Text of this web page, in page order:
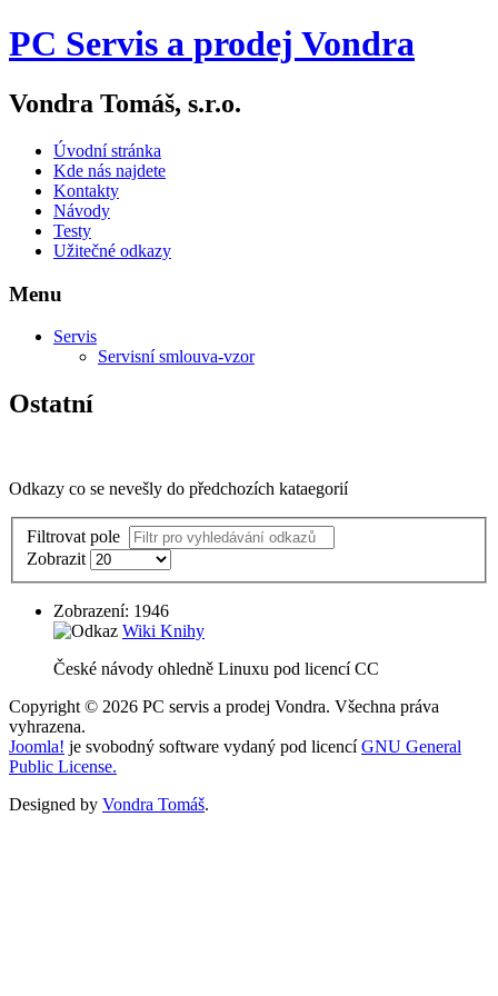
PC Servis a prodej Vondra
Vondra Tomáš, s.r.o.
Úvodní stránka
Kde nás najdete
Kontakty
Návody
Testy
Užitečné odkazy
Menu
Servis
Servisní smlouva-vzor
Ostatní
Odkazy co se nevešly do předchozích kataegorií
Filtrovat pole
Zobrazit
Zobrazení: 1946
Wiki Knihy
České návody ohledně Linuxu pod licencí CC
Copyright © 2026 PC servis a prodej Vondra. Všechna práva
vyhrazena.
Joomla! je svobodný software vydaný pod licencíGNU General
Public License.
Designed by Vondra Tomáš.